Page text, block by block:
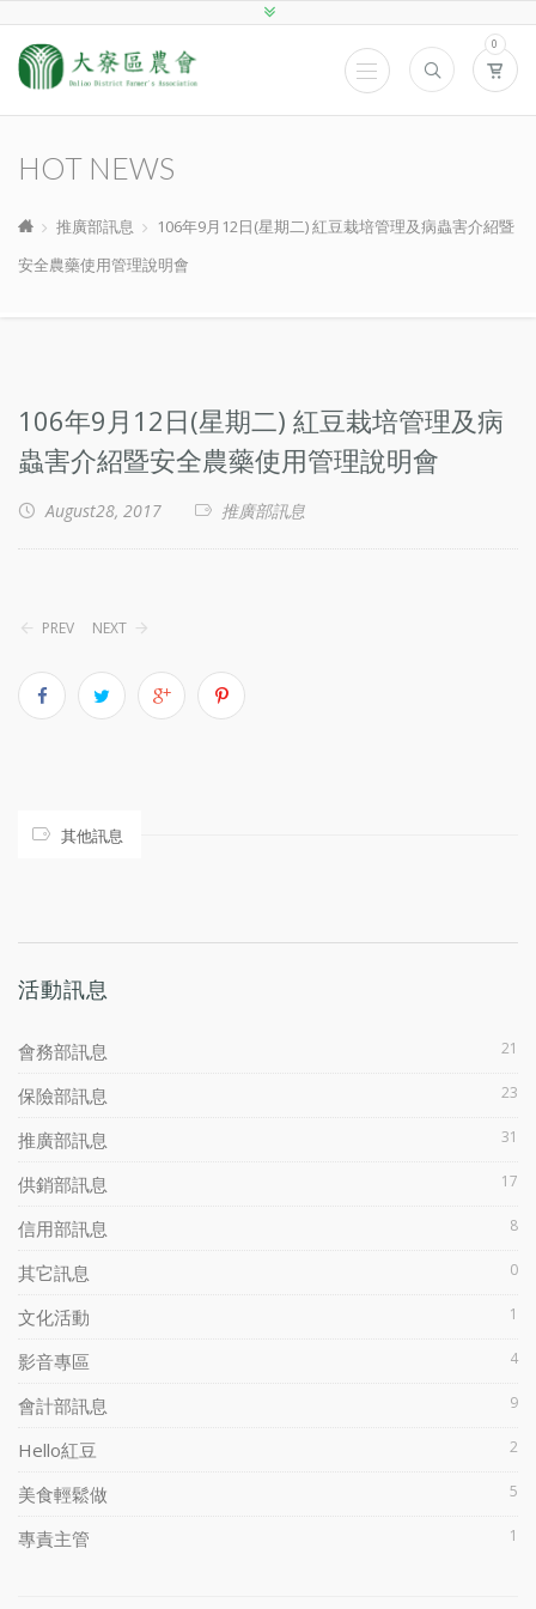
0
HOT NEWS
推廣部訊息
106年9月12日(星期二) 紅豆栽培管理及病蟲害介紹暨
安全農藥使用管理說明會
106年9月12日(星期二) 紅豆栽培管理及病
蟲害介紹暨安全農藥使用管理說明會
August28, 2017 推廣部訊息
PREV NEXT
其他訊息
活動訊息
會務部訊息 21
保險部訊息 23
推廣部訊息 31
供銷部訊息 17
信用部訊息 8
其它訊息 0
文化活動 1
影音專區 4
會計部訊息 9
Hello紅豆 2
美食輕鬆做 5
專責主管 1